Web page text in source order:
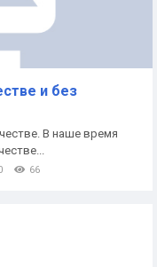
и без
В наше время
66